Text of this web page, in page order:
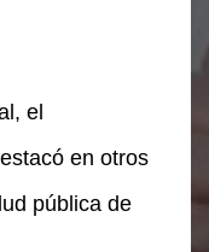
el
en otros
pública de